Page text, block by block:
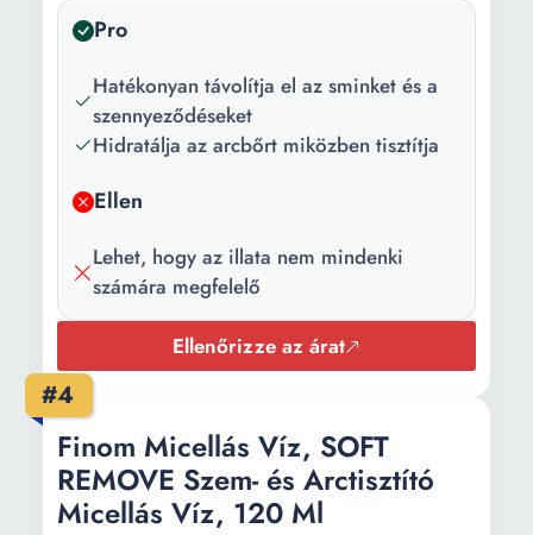
Pro
Hatékonyan távolítja el az sminket és a
szennyeződéseket
Hidratálja az arcbőrt miközben tisztítja
Ellen
Lehet, hogy az illata nem mindenki
számára megfelelő
Ellenőrizze az árat
#4
Finom Micellás Víz, SOFT
REMOVE Szem- és Arctisztító
Micellás Víz, 120 Ml